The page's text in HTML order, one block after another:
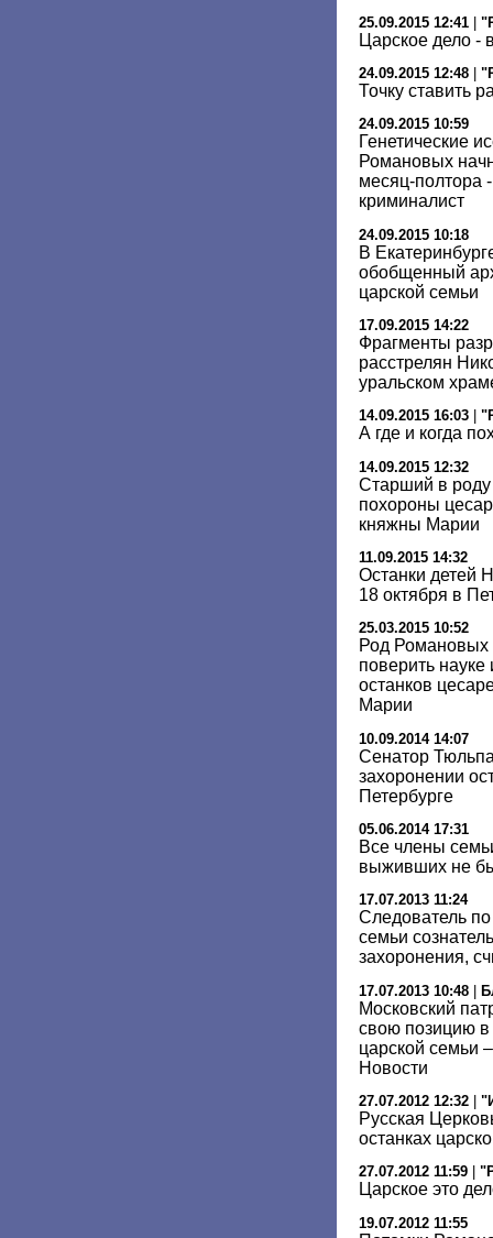
25.09.2015 12:41 |
Царское дело -
24.09.2015 12:48
Точку ставить
24.09.2015 10:59
Генетические
Романовых
месяц-полтора
криминалист
24.09.2015 10:18
В
обобщенный
царской семьи
17.09.2015 14:22
Фрагменты
расстрелян
уральском
14.09.2015 16:03
А где и когда
14.09.2015 12:32
Старший в
похороны
княжны Марии
11.09.2015 14:32
Останки детей
18 октября в
25.03.2015 10:52
Род Романовых
поверить науке
останков
Марии
10.09.2014 14:07
Сенатор
захоронении
Петербурге
05.06.2014 17:31
Все члены
выживших не
17.07.2013 11:24
Следователь
семьи
захоронения,
17.07.2013 10:48 |
Московский
свою позицию в
царской семьи
Новости
27.07.2012 12:32
Русская
останках
27.07.2012 11:59
Царское это
19.07.2012 11:55